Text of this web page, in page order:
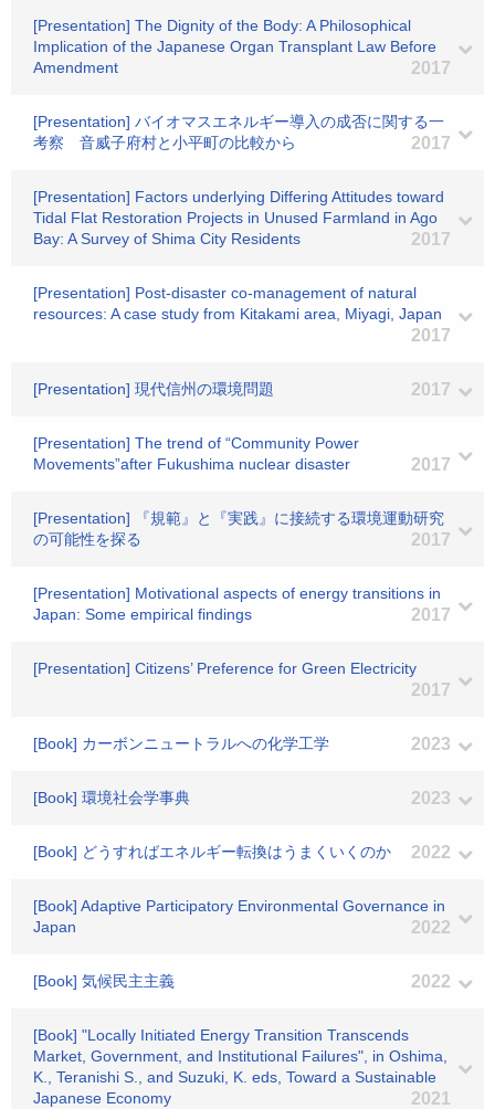
[Presentation] The Dignity of the Body: A Philosophical
Implication of the Japanese Organ Transplant Law Before
Amendment
2017
[Presentation] バイオマスエネルギー導入の成否に関する一
考察 音威子府村と小平町の比較から
2017
[Presentation] Factors underlying Differing Attitudes toward
Tidal Flat Restoration Projects in Unused Farmland in Ago
Bay: A Survey of Shima City Residents
2017
[Presentation] Post-disaster co-management of natural
resources: A case study from Kitakami area, Miyagi, Japan
2017
[Presentation] 現代信州の環境問題 2017
[Presentation] The trend of “Community Power
Movements”after Fukushima nuclear disaster
2017
[Presentation] 『規範』と『実践』に接続する環境運動研究
の可能性を探る
2017
[Presentation] Motivational aspects of energy transitions in
Japan: Some empirical findings
2017
[Presentation] Citizens’ Preference for Green Electricity
2017
[Book] カーボンニュートラルへの化学工学 2023
[Book] 環境社会学事典 2023
[Book] どうすればエネルギー転換はうまくいくのか 2022
[Book] Adaptive Participatory Environmental Governance in
Japan
2022
[Book] 気候民主主義 2022
[Book] "Locally Initiated Energy Transition Transcends
Market, Government, and Institutional Failures", in Oshima,
K., Teranishi S., and Suzuki, K. eds, Toward a Sustainable
Japanese Economy
2021